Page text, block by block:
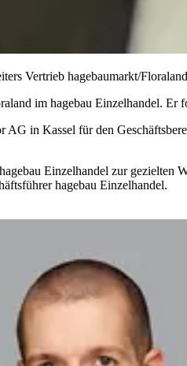
Vertrieb hagebaumarkt/
im hagebau Einzelhandel.
in Kassel für den
Einzelhandel zur gezielten
hagebau Einzelhandel.